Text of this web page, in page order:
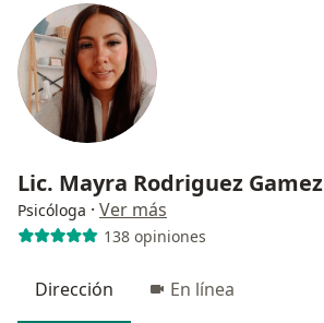
Lic. Mayra Rodriguez Gamez
Psicóloga · Ver más
138 opiniones
Dirección En línea